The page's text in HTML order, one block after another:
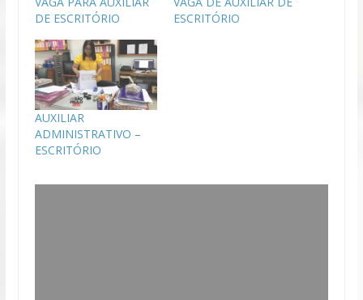
DE ESCRITÓRIO
ESCRITÓRIO
AUXILIAR
ADMINISTRATIVO –
ESCRITÓRIO